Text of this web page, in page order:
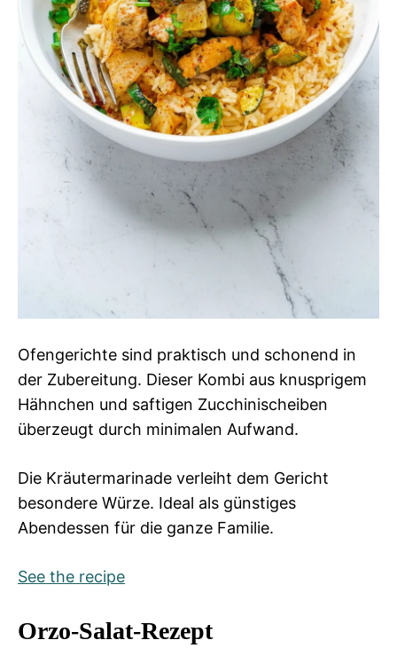
Ofengerichte sind praktisch und schonend in
der Zubereitung. Dieser Kombi aus knusprigem
Hähnchen und saftigen Zucchinischeiben
überzeugt durch minimalen Aufwand.
Die Kräutermarinade verleiht dem Gericht
besondere Würze. Ideal als günstiges
Abendessen für die ganze Familie.
See the recipe
Orzo-Salat-Rezept